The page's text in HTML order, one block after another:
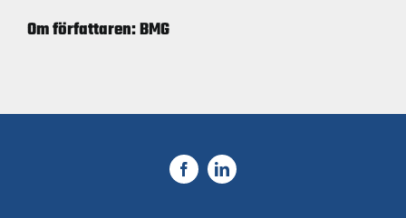
Om författaren:BMG